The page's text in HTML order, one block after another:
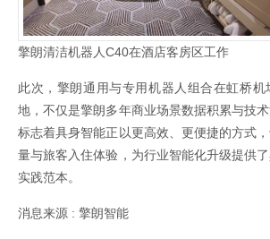
擎朗清洁机器人C40在酒店客房区工作
此次，擎朗通用与专用机器人组合在虹桥机
地，不仅是擎朗多年商业场景数据积累与技
标志着具身智能正以更高效、更便捷的方式
量与旅客入住体验，为行业智能化升级提供
实践范本。
消息来源 : 擎朗智能